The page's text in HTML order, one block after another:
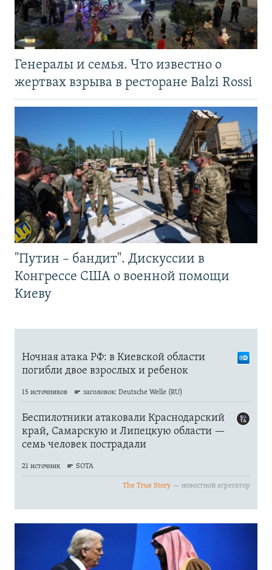
Генералы и семья. Что известно о
жертвах взрыва в ресторане Balzi Rossi
"Путин – бандит". Дискуссии в
Конгрессе США о военной помощи
Киеву